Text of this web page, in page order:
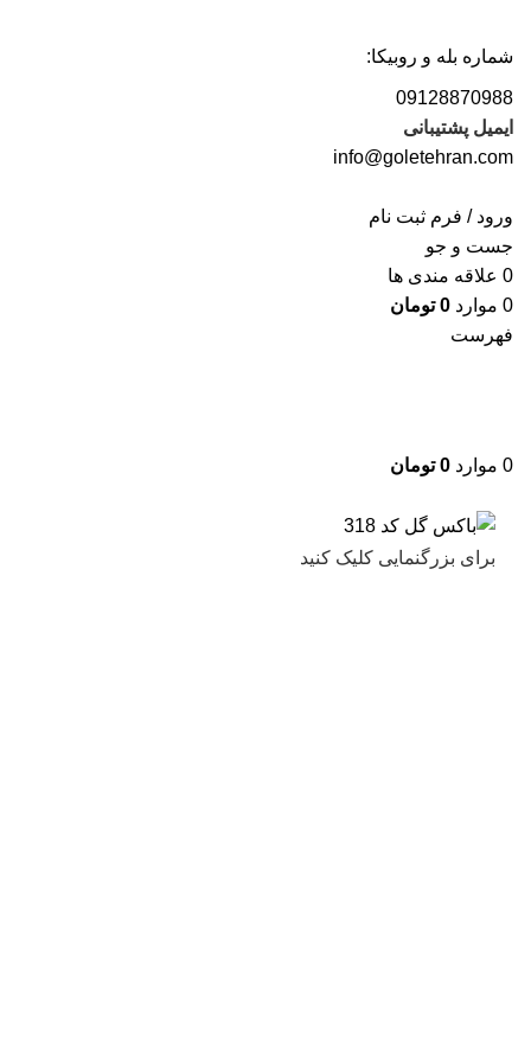
شماره بله و روبیکا:
09128870988
ایمیل پشتیبانی
info@goletehran.com
ورود / فرم ثبت نام
جست و جو
0 علاقه مندی ها
0 موارد 0 تومان
فهرست
0 موارد 0 تومان
برای بزرگنمایی کلیک کنید